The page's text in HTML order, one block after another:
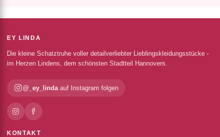
EY LINDA
Die kleine Schatztruhe voller detailverliebter Lieblingskleidungsstücke -
im Herzen Lindens, dem schönsten Stadtteil Hannovers.
@_ey_linda auf Instagram folgen
KONTAKT